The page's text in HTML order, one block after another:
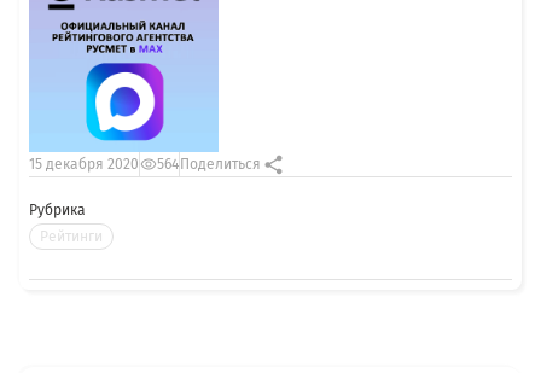
Рубрика
Рейтинги
15 декабря 2020 564 Поделиться